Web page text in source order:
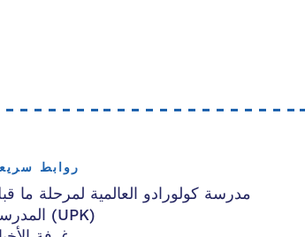
روابط
مدرسة كولورادو العالمية لمرحلة ما
المدرسة (UPK)